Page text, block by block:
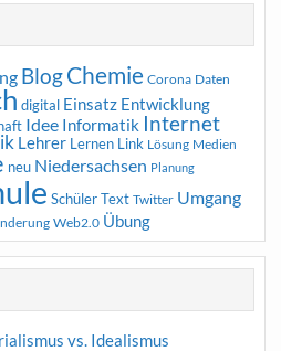
BlogChemie Corona Daten
digital Einsatz Entwicklung
Idee Informatik Internet
Lehrer Lernen Link Lösung Medien
neu Niedersachsen Planung
Schüler Text Twitter Umgang
Web2.0 Übung
vs. Idealismus